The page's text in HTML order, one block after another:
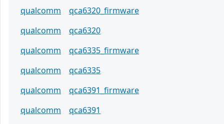
qualcomm
qca6320_firmware
qualcomm
qca6320
qualcomm
qca6335_firmware
qualcomm
qca6335
qualcomm
qca6391_firmware
qualcomm
qca6391